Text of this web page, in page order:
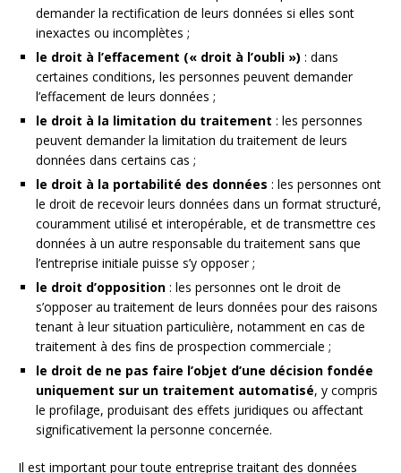
demander la rectification de leurs données si elles sont
inexactes ou incomplètes ;
le droit à l’effacement (« droit à l’oubli ») : dans
certaines conditions, les personnes peuvent demander
l’effacement de leurs données ;
le droit à la limitation du traitement : les personnes
peuvent demander la limitation du traitement de leurs
données dans certains cas ;
le droit à la portabilité des données : les personnes ont
le droit de recevoir leurs données dans un format structuré,
couramment utilisé et interopérable, et de transmettre ces
données à un autre responsable du traitement sans que
l’entreprise initiale puisse s’y opposer ;
le droit d’opposition : les personnes ont le droit de
s’opposer au traitement de leurs données pour des raisons
tenant à leur situation particulière, notamment en cas de
traitement à des fins de prospection commerciale ;
le droit de ne pas faire l’objet d’une décision fondée
uniquement sur un traitement automatisé, y compris
le profilage, produisant des effets juridiques ou affectant
significativement la personne concernée.
Il est important pour toute entreprise traitant des données